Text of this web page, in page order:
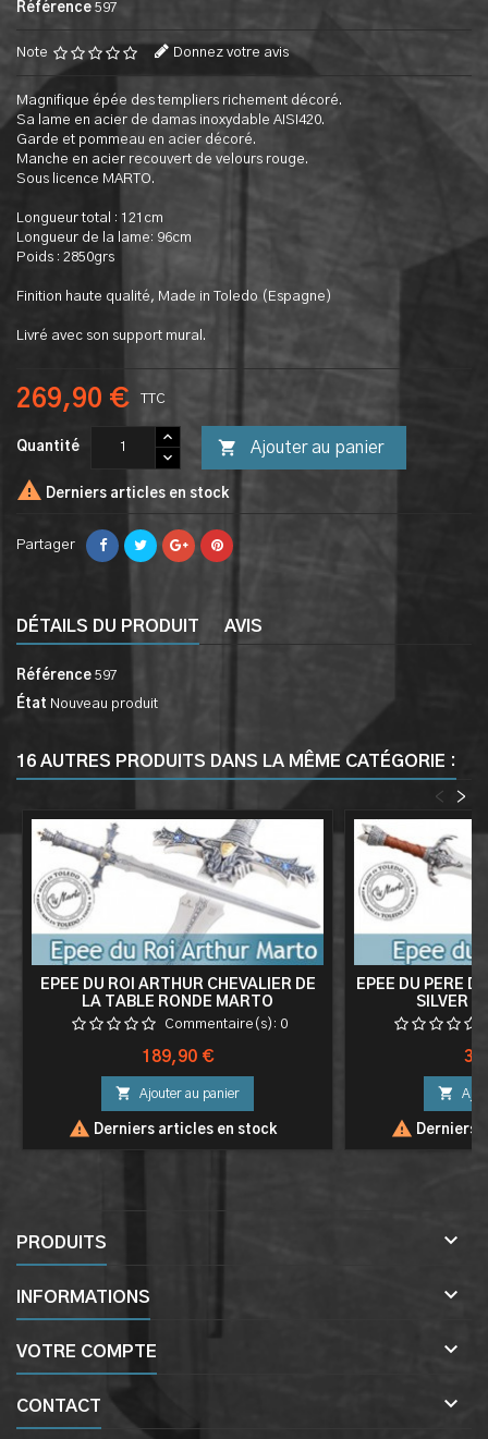
Référence 597
Note Donnez votre avis
Magnifique épée des templiers richement décoré.
Sa lame en acier de damas inoxydable AISI420.
Garde et pommeau en acier décoré.
Manche en acier recouvert de velours rouge.
Sous licence MARTO.
Longueur total : 121cm
Longueur de la lame: 96cm
Poids : 2850grs
Finition haute qualité, Made in Toledo (Espagne)
Livré avec son support mural.
269,90 € TTC
Quantité  Ajouter au panier
 Derniers articles en stock
Partager
DÉTAILS DU PRODUIT AVIS
Référence 597
État Nouveau produit
16 AUTRES PRODUITS DANS LA MÊME CATÉGORIE :
>
<
EPEE DU ROI ARTHUR CHEVALIER DE
LA TABLE RONDE MARTO
Commentaire(s): 0
Prix
189,90 €
 Ajouter au panier
 Derniers articles en stock
EPEE DU PERE
SILVER

 Derniers
PRODUITS 
INFORMATIONS 
VOTRE COMPTE 
CONTACT 